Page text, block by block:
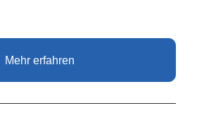
Mehr erfahren